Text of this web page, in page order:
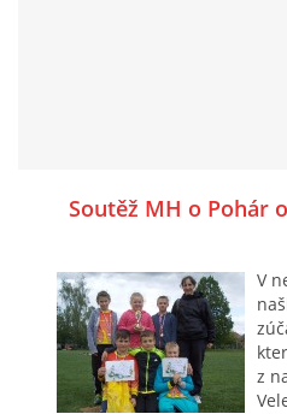
Soutěž MH o Pohár
V
z